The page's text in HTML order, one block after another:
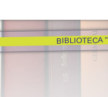
BIBLIOTECA